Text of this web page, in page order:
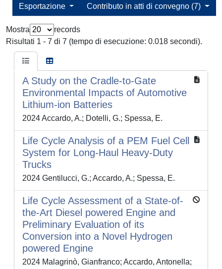
Contributo in atti di convegno (7)
Esportazione
Mostra
records
Risultati 1 - 7 di 7 (tempo di esecuzione: 0.018 secondi).
A Study on the Cradle-to-Gate
Environmental Impacts of Automotive
Lithium-ion Batteries
2024 Accardo, A.; Dotelli, G.; Spessa, E.
Life Cycle Analysis of a PEM Fuel Cell
System for Long-Haul Heavy-Duty
Trucks
2024 Gentilucci, G.; Accardo, A.; Spessa, E.
Life Cycle Assessment of a State-of-
the-Art Diesel powered Engine and
Preliminary Evaluation of its
Conversion into a Novel Hydrogen
powered Engine
2024 Malagrinò, Gianfranco; Accardo, Antonella;